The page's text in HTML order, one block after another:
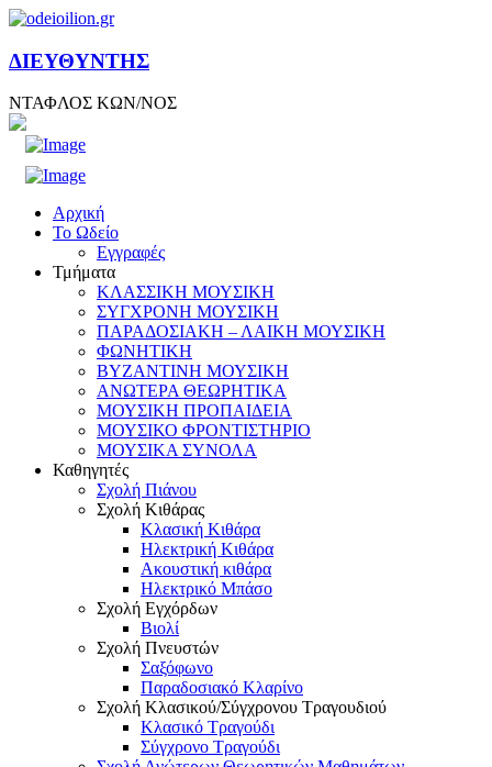
ΔΙΕΥΘΥΝΤΗΣ
ΝΤΑΦΛΟΣ ΚΩΝ/ΝΟΣ
Αρχική
Το Ωδείο
Εγγραφές
Τμήματα
ΚΛΑΣΣΙΚΗ ΜΟΥΣΙΚΗ
ΣΥΓΧΡΟΝΗ ΜΟΥΣΙΚΗ
ΠΑΡΑΔΟΣΙΑΚΗ – ΛΑΙΚΗ ΜΟΥΣΙΚΗ
ΦΩΝΗΤΙΚΗ
ΒΥΖΑΝΤΙΝΗ ΜΟΥΣΙΚΗ
ΑΝΩΤΕΡΑ ΘΕΩΡΗΤΙΚΑ
ΜΟΥΣΙΚΗ ΠΡΟΠΑΙΔΕΙΑ
ΜΟΥΣΙΚΟ ΦΡΟΝΤΙΣΤΗΡΙΟ
ΜΟΥΣΙΚΑ ΣΥΝΟΛΑ
Καθηγητές
Σχολή Πιάνου
Σχολή Κιθάρας
Κλασική Κιθάρα
Ηλεκτρική Κιθάρα
Ακουστική κιθάρα
Ηλεκτρικό Μπάσο
Σχολή Εγχόρδων
Βιολί
Σχολή Πνευστών
Σαξόφωνο
Παραδοσιακό Κλαρίνο
Σχολή Κλασικού/Σύγχρονου Τραγουδιού
Κλασικό Τραγούδι
Σύγχρονο Τραγούδι